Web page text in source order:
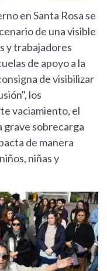
en Santa Rosa se
de una visible
y trabajadores
de apoyo a la
de visibilizar
los
vaciamiento, el
grave sobrecarga
de manera
niñas y